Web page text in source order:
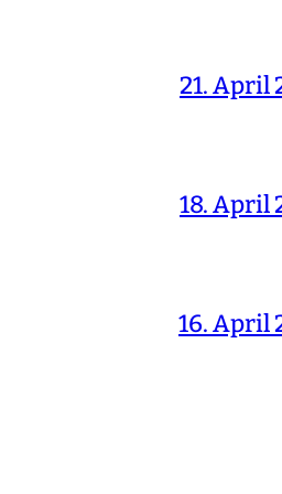
21. April
18. April
16. April